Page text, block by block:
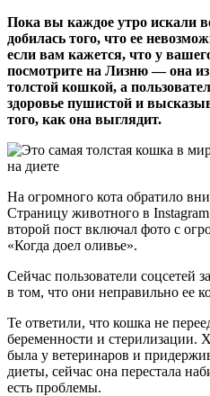
Пока вы каждое утро искали
добилась того, что ее
если вам кажется, что у
посмотрите на Лизню — она
толстой кошкой, а
здоровье пушистой и
того, как она выглядит.
На огромного кота обратило
Страницу животного в
второй пост включал фото с
«Когда доел оливье».
Сейчас пользователи соцсетей
в том, что они неправильно ее
Те ответили, что кошка не
беременности и стерилизации.
была у ветеринаров и
диеты, сейчас она перестала
есть проблемы.